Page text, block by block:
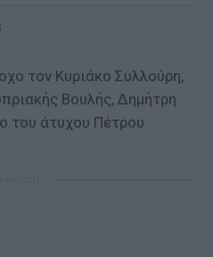
τον Κυριάκο Συλλούρη,
Βουλής, Δημήτρη
του άτυχου Πέτρου